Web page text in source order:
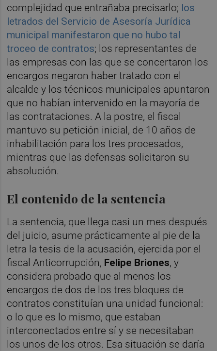
complejidad que entrañaba precisarlo; los
letrados del Servicio de Asesoría Jurídica
municipal manifestaron que no hubo tal
troceo de contratos; los representantes de
las empresas con las que se concertaron los
encargos negaron haber tratado con el
alcalde y los técnicos municipales apuntaron
que no habían intervenido en la mayoría de
las contrataciones. A la postre, el fiscal
mantuvo su petición inicial, de 10 años de
inhabilitación para los tres procesados,
mientras que las defensas solicitaron su
absolución.
El contenido de la sentencia
La sentencia, que llega casi un mes después
del juicio, asume prácticamente al pie de la
letra la tesis de la acusación, ejercida por el
fiscal Anticorrupción, Felipe Briones, y
considera probado que al menos los
encargos de dos de los tres bloques de
contratos constituían una unidad funcional:
o lo que es lo mismo, que estaban
interconectados entre sí y se necesitaban
los unos de los otros. Esa situación se daría